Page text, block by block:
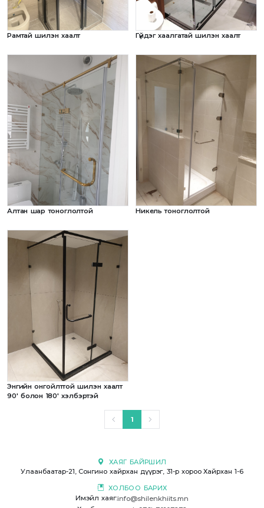
Рамтай шилэн хаалт Гүйдэг хаалгатай шилэн хаалт
Алтан шар тоноглолтой Никель тоноглолтой
Энгийн онгойлттой шилэн хаалт
90' болон 180' хэлбэртэй
1
ХАЯГ БАЙРШИЛ
Улаанбаатар-21, Сонгино хайрхан дүүрэг, 31-р хороо Хайрхан 1-6
ХОЛБОО БАРИХ
Имэйл хаяг:info@shilenkhiits.mn